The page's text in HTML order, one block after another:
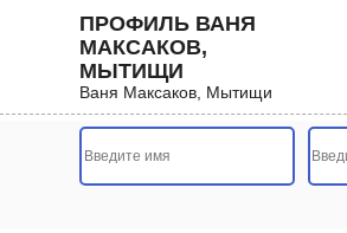
ПРОФИЛЬ ВАНЯ
МАКСАКОВ,
МЫТИЩИ
Ваня Максаков, Мытищи